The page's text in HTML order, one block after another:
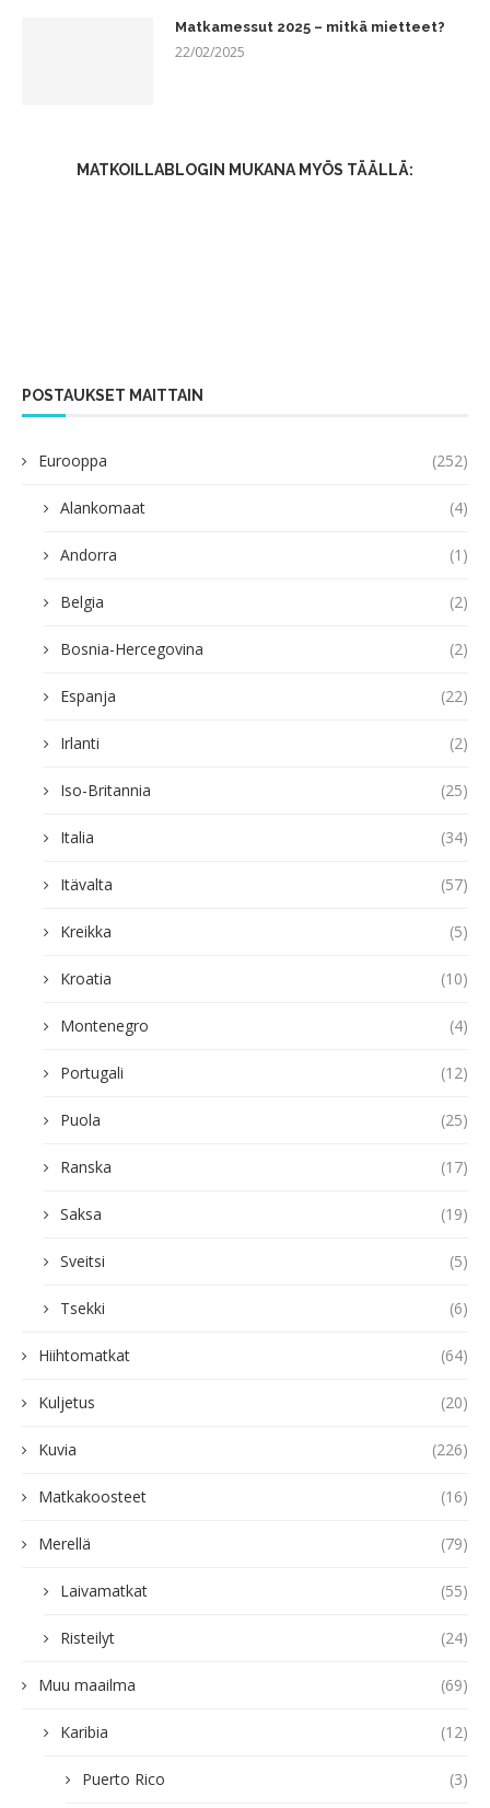
Matkamessut 2025 – mitkä mietteet?
22/02/2025
MATKOILLABLOGIN MUKANA MYÖS TÄÄLLÄ:
POSTAUKSET MAITTAIN
Eurooppa (252)
Alankomaat (4)
Andorra (1)
Belgia (2)
Bosnia-Hercegovina (2)
Espanja (22)
Irlanti (2)
Iso-Britannia (25)
Italia (34)
Itävalta (57)
Kreikka (5)
Kroatia (10)
Montenegro (4)
Portugali (12)
Puola (25)
Ranska (17)
Saksa (19)
Sveitsi (5)
Tsekki (6)
Hiihtomatkat (64)
Kuljetus (20)
Kuvia (226)
Matkakoosteet (16)
Merellä (79)
Laivamatkat (55)
Risteilyt (24)
Muu maailma (69)
Karibia (12)
Puerto Rico (3)